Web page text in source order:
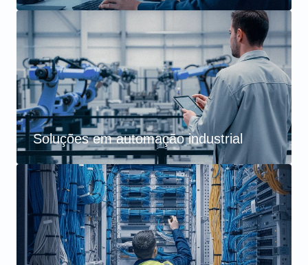
Soluções em automação industrial